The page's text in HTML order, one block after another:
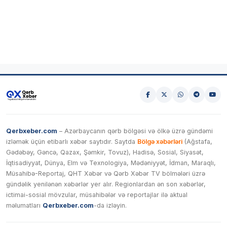
Qerbxeber.com – Azərbaycanın qərb bölgəsi və ölkə üzrə gündəmi
izləmək üçün etibarlı xəbər saytıdır. Saytda Bölgə xəbərləri (Ağstafa,
Gədəbəy, Gəncə, Qazax, Şəmkir, Tovuz), Hadisə, Sosial, Siyasət,
İqtisadiyyat, Dünya, Elm və Texnologiya, Mədəniyyət, İdman, Maraqlı,
Müsahibə-Reportaj, QHT Xəbər və Qərb Xəbər TV bölmələri üzrə
gündəlik yenilənən xəbərlər yer alır. Regionlardan ən son xəbərlər,
ictimai-sosial mövzular, müsahibələr və reportajlar ilə aktual
məlumatları Qerbxeber.com-da izləyin.